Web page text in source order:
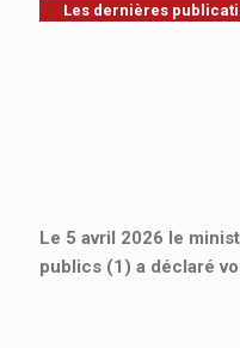
Les dernières
Le 5 avril 2026 le
publics (1) a déclaré